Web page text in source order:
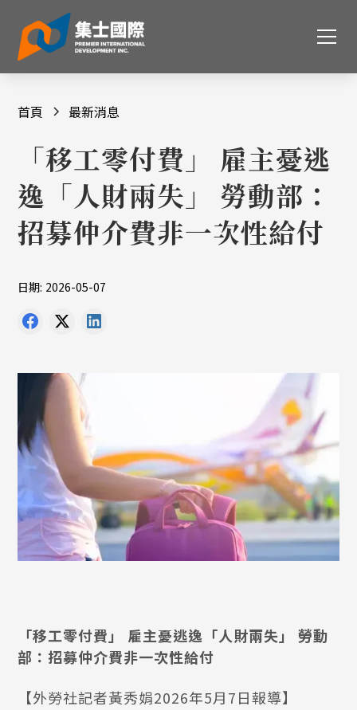
首頁 最新消息
「移工零付費」 雇主憂逃
逸「人財兩失」 勞動部：
招募仲介費非一次性給付
日期: 2026-05-07
「移工零付費」 雇主憂逃逸「人財兩失」 勞動
部：招募仲介費非一次性給付
【外勞社記者黃秀娟2026年5月7日報導】